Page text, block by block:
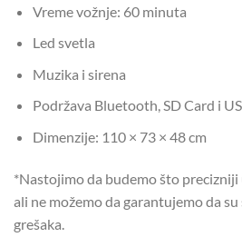
Vreme vožnje: 60 minuta
Led svetla
Muzika i sirena
Podržava Bluetooth, SD Card i
Dimenzije: 110 × 73 × 48 cm
*Nastojimo da budemo što precizniji
ali ne možemo da garantujemo da
grešaka.